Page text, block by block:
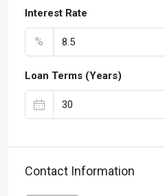
Interest Rate
%
Loan Terms (Years)
Contact Information